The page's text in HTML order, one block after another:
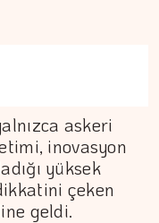
askeri
inovasyon
yüksek
çeken
geldi.